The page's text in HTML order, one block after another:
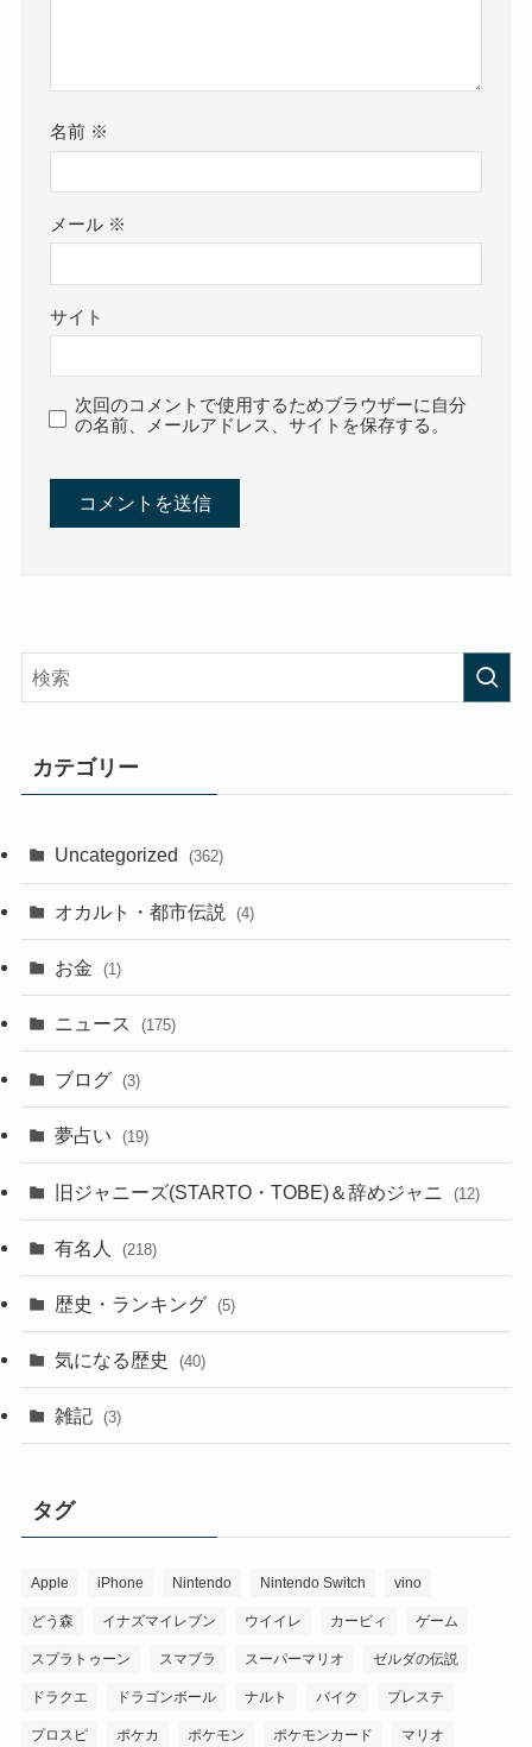
名前 ※
メール ※
サイト
次回のコメントで使用するためブラウザーに自分
の名前、メールアドレス、サイトを保存する。
カテゴリー
Uncategorized (362)
オカルト・都市伝説 (4)
お金 (1)
ニュース (175)
ブログ (3)
夢占い (19)
旧ジャニーズ(STARTO・TOBE)＆辞めジャニ (12)
有名人 (218)
歴史・ランキング (5)
気になる歴史 (40)
雑記 (3)
タグ
Apple iPhone Nintendo Nintendo Switch vino
どう森 イナズマイレブン ウイイレ カービィ ゲーム
スプラトゥーン スマブラ スーパーマリオ ゼルダの伝説
ドラクエ ドラゴンボール ナルト バイク プレステ
プロスピ ポケカ ポケモン ポケモンカード マリオ